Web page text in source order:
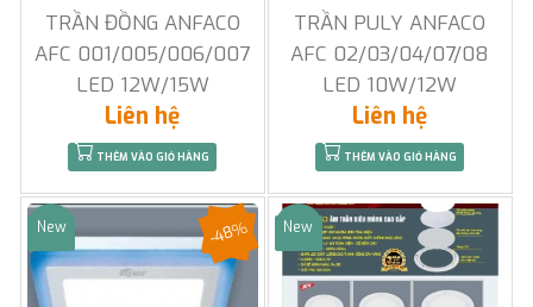
TRẦN ĐỒNG ANFACO
AFC 001/005/006/007
LED 12W/15W
Liên hệ
THÊM VÀO GIỎ HÀNG
TRẦN PULY ANFACO
AFC 02/03/04/07/08
LED 10W/12W
Liên hệ
THÊM VÀO GIỎ HÀNG
Sale
New -48% Sale
New